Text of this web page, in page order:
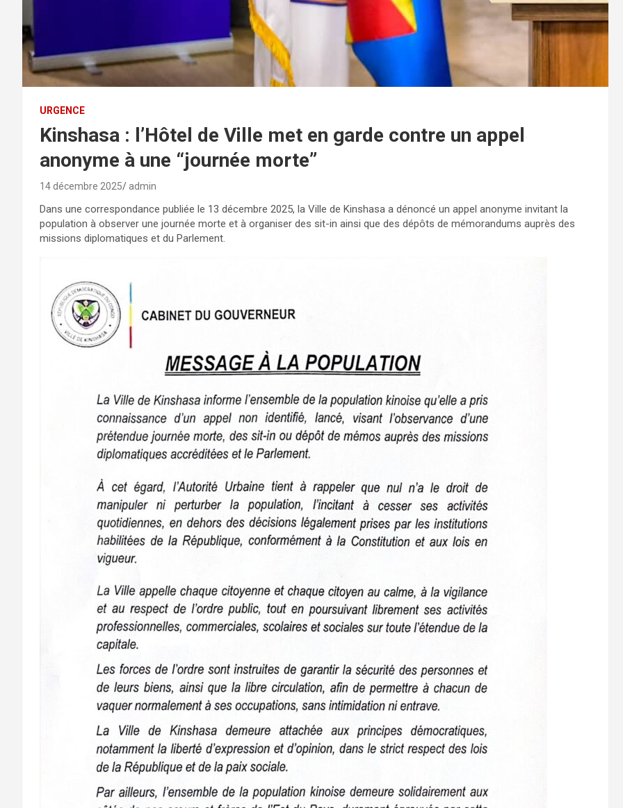
URGENCE
Kinshasa : l’Hôtel de Ville met en garde contre un appel
anonyme à une “journée morte”
14 décembre 2025 admin
Dans une correspondance publiée le 13 décembre 2025, la Ville de Kinshasa a dénoncé un appel anonyme invitant la
population à observer une journée morte et à organiser des sit-in ainsi que des dépôts de mémorandums auprès des
missions diplomatiques et du Parlement.